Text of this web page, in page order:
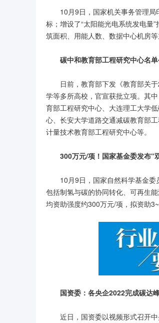
10月9日，国家机关事务管理
标；增设了“太阳能光电系统发电量
筑面积、用能人数、数据中心机房等
碳中和教育部工程研究中心名单
日前，教育部下发《教育部关
学等多所高校，官宣获批立项。其
育部工程研究中心、大连理工大学
心、长安大学道路交通减碳教育部
计量技术教育部工程研究中心等。
300万元/项！国家基金委发布“
10月9日，国家自然科学基金委
包括制氢与碳的协同转化、可再生
均资助强度约300万元/项，拟资助
国资委：各央企2022完成碳达
近日，国资委以视频形式召开